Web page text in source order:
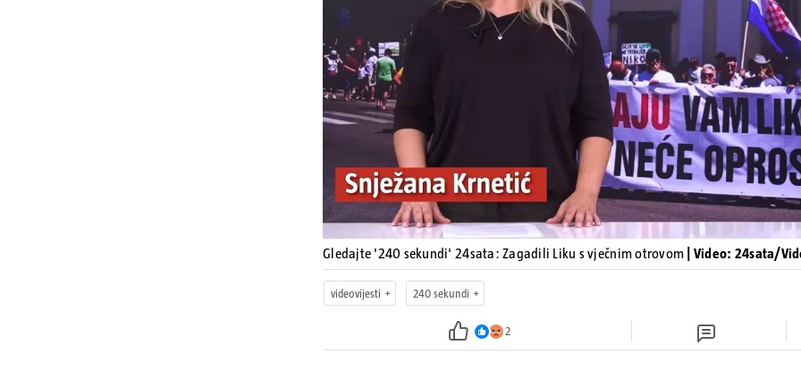
Pokretanje videa...
Gledajte '240 sekundi' 24sata: Zagadili Liku s vječnim otrovom | Video: 24sata/
videovijesti 240 sekundi
2